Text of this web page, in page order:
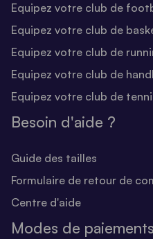
Equipez votre club de
Equipez votre club de
Equipez votre club de
Equipez votre club de
Equipez votre club de
Besoin d'aide ?
Guide des tailles
Formulaire de retour de
Centre d'aide
Modes de